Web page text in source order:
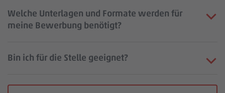
Welche Unterlagen und Formate werden für
meine Bewerbung benötigt?
Bin ich für die Stelle geeignet?